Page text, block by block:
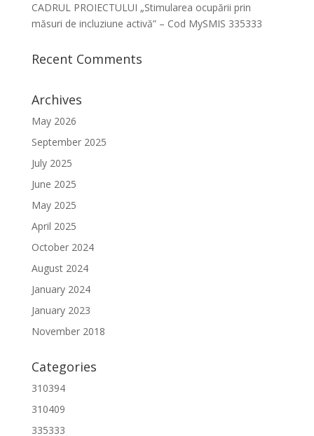
CADRUL PROIECTULUI „Stimularea ocupării prin
măsuri de incluziune activă” – Cod MySMIS 335333
Recent Comments
Archives
May 2026
September 2025
July 2025
June 2025
May 2025
April 2025
October 2024
August 2024
January 2024
January 2023
November 2018
Categories
310394
310409
335333